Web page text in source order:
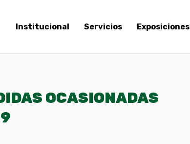
Institucional Servicios Exposiciones
OCASIONADAS